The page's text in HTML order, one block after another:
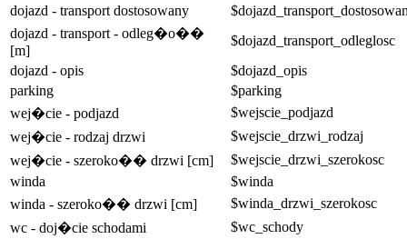
dojazd - transport dostosowany
dojazd - transport - odleg�o��
[m]
$dojazd_transport_odleglosc
dojazd - opis
$dojazd_opis
parking
$parking
wej�cie - podjazd
$wejscie_podjazd
wej�cie - rodzaj drzwi
$wejscie_drzwi_rodzaj
wej�cie - szeroko�� drzwi [cm]
$wejscie_drzwi_szerokosc
winda
$winda
winda - szeroko�� drzwi [cm]
$winda_drzwi_szerokosc
wc - doj�cie schodami
$wc_schody